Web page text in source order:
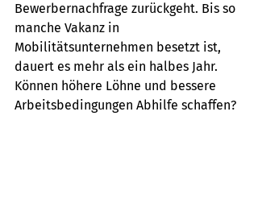
Bewerbernachfrage zurückgeht. Bis so
manche Vakanz in
Mobilitätsunternehmen besetzt ist,
dauert es mehr als ein halbes Jahr.
Können höhere Löhne und bessere
Arbeitsbedingungen Abhilfe schaffen?